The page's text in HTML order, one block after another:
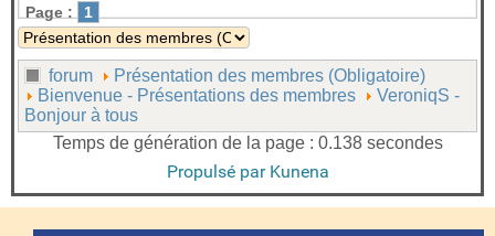
Page : 1
forum
Présentation des membres (Obligatoire)
Bienvenue - Présentations des membres
VeroniqS -
Bonjour à tous
Temps de génération de la page : 0.138 secondes
Propulsé par Kunena